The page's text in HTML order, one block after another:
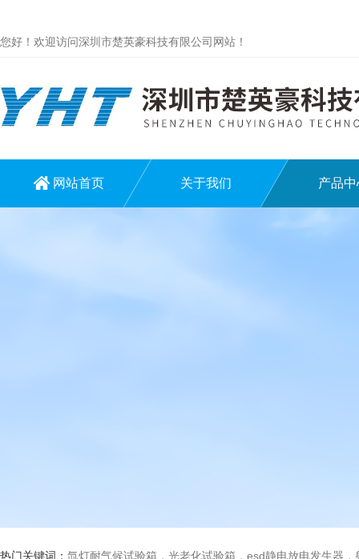
您好！欢迎访问深圳市楚英豪科技有限公司网站！
网站首页 关于我们 产品中
热门关键词： 氙灯耐气候试验箱，光老化试验箱，esd静电放电发生器